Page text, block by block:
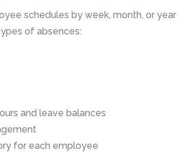
schedules by week, month, or year
of absences:
and leave balances
for each employee